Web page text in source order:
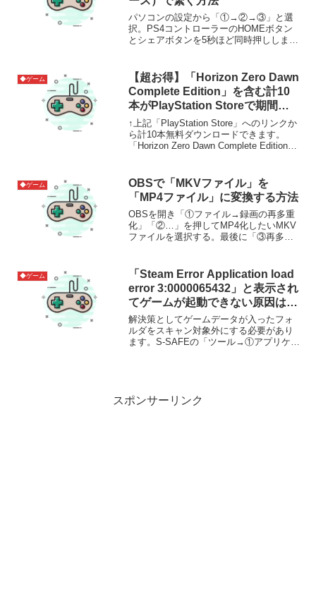
パソコンの設定から「①→②→③」と選
択。PS4コントローラーのHOMEボタン
とシェアボタンを5秒ほど同時押ししま
イト
◆ゲーム
【超お得】「Horizon Zero Dawn
Complete Edition」を含む計10
本がPlayStation Storeで期間限
定で無料配信中。5月15日(土)正
午まで
↑上記「PlayStation Store」へのリンクか
ら計10本無料ダウンロードできます。
「Horizon Zero Dawn Complete Edition」
◆ゲーム
OBSで「MKVファイル」を
「MP4ファイル」に変換する方法
OBSを開き「①ファイル→録画の再多重
化」「②…」を押してMP4化したいMKV
ファイルを選択する。最後に「③再多重
◆ゲーム
「Steam Error Application load
error 3:0000065432」と表示され
てゲームが起動できない原因は、
セキュリティーソフト（S-
SAFE）のせいでした。
解決策としてゲームデータが入ったフォ
ルダをスキャン対象外にする必要があり
ます。S-SAFEの「ツール→①アプリケー
スポンサーリンク